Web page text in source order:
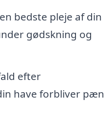
bedste pleje af din
gødskning og
efter
have forbliver pæn